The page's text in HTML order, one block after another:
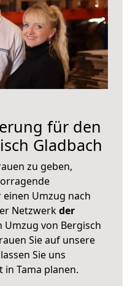
für den
Gladbach
zu geben,
Umzug nach
Netzwerkder
von Bergisch
Sie auf unsere
Sie uns
Tama planen.